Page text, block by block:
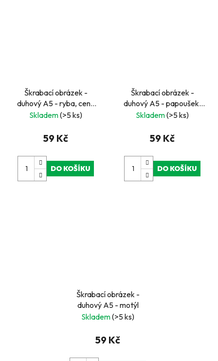
Škrabací obrázek -
duhový A5 - ryba, cena
za jeden ks, v boxu 24 ks
Skladem(>5 ks)
59 Kč
DO KOŠÍKU
Škrabací obrázek -
duhový A5 - papoušek,
cena za jeden ks, v boxu
Skladem(>5 ks)
59 Kč
DO KOŠÍKU
Škrabací obrázek -
duhový A5 - motýl
Skladem(>5 ks)
59 Kč